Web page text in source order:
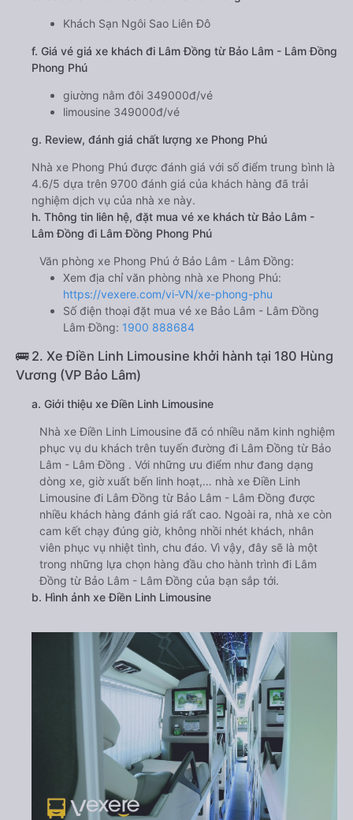
Khách Sạn Ngôi Sao Liên Đô
f. Giá vé giá xe khách đi Lâm Đồng từ Bảo Lâm - Lâm Đồng
Phong Phú
giường nằm đôi 349000đ/vé
limousine 349000đ/vé
g. Review, đánh giá chất lượng xe Phong Phú
Nhà xe Phong Phú được đánh giá với số điểm trung bình là
4.6/5 dựa trên 9700 đánh giá của khách hàng đã trải
nghiệm dịch vụ của nhà xe này.
h. Thông tin liên hệ, đặt mua vé xe khách từ Bảo Lâm -
Lâm Đồng đi Lâm Đồng Phong Phú
Văn phòng xe Phong Phú ở Bảo Lâm - Lâm Đồng:
Xem địa chỉ văn phòng nhà xe Phong Phú:
https://vexere.com/vi-VN/xe-phong-phu
Số điện thoại đặt mua vé xe Bảo Lâm - Lâm Đồng
Lâm Đồng: 1900 888684
🚌 2. Xe Điền Linh Limousine khởi hành tại 180 Hùng
Vương (VP Bảo Lâm)
a. Giới thiệu xe Điền Linh Limousine
Nhà xe Điền Linh Limousine đã có nhiều năm kinh nghiệm
phục vụ du khách trên tuyến đường đi Lâm Đồng từ Bảo
Lâm - Lâm Đồng . Với những ưu điểm như đang dạng
dòng xe, giờ xuất bến linh hoạt,… nhà xe Điền Linh
Limousine đi Lâm Đồng từ Bảo Lâm - Lâm Đồng được
nhiều khách hàng đánh giá rất cao. Ngoài ra, nhà xe còn
cam kết chạy đúng giờ, không nhồi nhét khách, nhân
viên phục vụ nhiệt tình, chu đáo. Vì vậy, đây sẽ là một
trong những lựa chọn hàng đầu cho hành trình đi Lâm
Đồng từ Bảo Lâm - Lâm Đồng của bạn sắp tới.
b. Hình ảnh xe Điền Linh Limousine